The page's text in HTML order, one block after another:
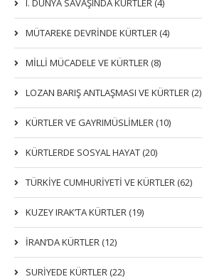
I. DÜNYA SAVAŞINDA KÜRTLER (4)
MÜTAREKE DEVRİNDE KÜRTLER (4)
MİLLİ MÜCADELE VE KÜRTLER (8)
LOZAN BARIŞ ANTLAŞMASI VE KÜRTLER (2)
KÜRTLER VE GAYRIMÜSLIMLER (10)
KÜRTLERDE SOSYAL HAYAT (20)
TÜRKİYE CUMHURİYETİ VE KÜRTLER (62)
KUZEY IRAK’TA KÜRTLER (19)
İRAN’DA KÜRTLER (12)
SURİYEDE KÜRTLER (22)